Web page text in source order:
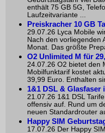
enthält 75 GB 5G,
Laufzeitvariante ...
Preiskracher 10 GB
29.07.26 Lyca Mobile
Nach den vorliegenden
Monat. Das größte
O2 Unlimited M für
24.07.26 O2 bietet den
Mobilfunktarif kostet
39,99 Euro. Enthalten
1&1 DSL & Glasfaser
21.07.26 1&1 DSL
offensiv auf. Rund um
neuen Standardrouter
Happy SIM
17.07.26 Der Happy